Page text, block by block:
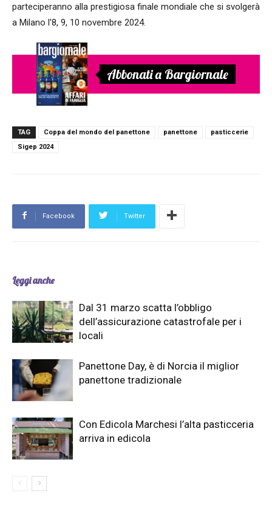
parteciperanno alla prestigiosa finale mondiale che si svolgerà
a Milano l'8, 9, 10 novembre 2024.
Abbonati a Bargiornale
TAG Coppa del mondo del panettone panettone
pasticcerie
Sigep 2024
Facebook Twitter
Leggi anche
Dal 31 marzo scatta l’obbligo
dell’assicurazione catastrofale per i
locali
Panettone Day, è di Norcia il miglior
panettone tradizionale
Con Edicola Marchesi l’alta pasticceria
arriva in edicola